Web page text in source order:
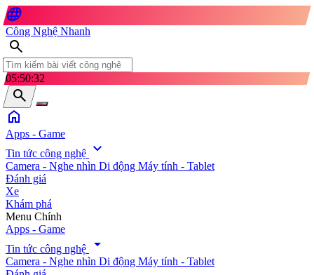
language
Công Nghệ Nhanh
search
05:50:35
search
home
Apps - Game
Tin tức công nghệ expand_more
Camera - Nghe nhìn Di động Máy tính - Tablet
Đánh giá
Xe
Khám phá
search
Menu Chính
Apps - Game
Tin tức công nghệ
arrow_drop_down
Camera - Nghe nhìn Di động Máy tính - Tablet